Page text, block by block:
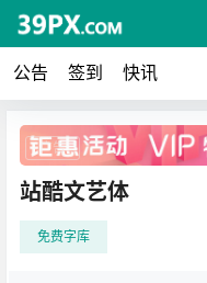
公告 签到 快讯
广告
站酷文艺体
免费字库